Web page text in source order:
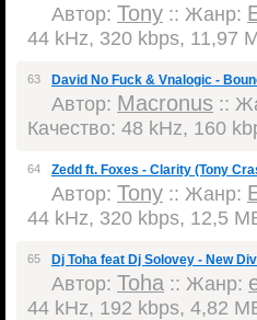
Автор: Tony :: Жанр:
44 kHz, 320 kbps, 11,97
63 David No Fuck & Vnalogic -
Автор: Macronus ::
Качество: 48 kHz, 160
64 Zedd ft. Foxes - Clarity (Tony
Автор: Tony :: Жанр:
44 kHz, 320 kbps, 12,5
65 Dj Toha feat Dj Solovey - New
Автор: Toha :: Жанр:
44 kHz, 192 kbps, 4,82